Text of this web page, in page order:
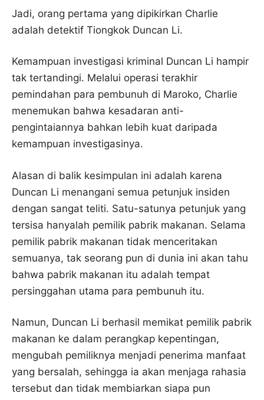
Jadi, orang pertama yang dipikirkan Charlie
adalah detektif Tiongkok Duncan Li.
Kemampuan investigasi kriminal Duncan Li hampir
tak tertandingi. Melalui operasi terakhir
pemindahan para pembunuh di Maroko, Charlie
menemukan bahwa kesadaran anti-
pengintaiannya bahkan lebih kuat daripada
kemampuan investigasinya.
Alasan di balik kesimpulan ini adalah karena
Duncan Li menangani semua petunjuk insiden
dengan sangat teliti. Satu-satunya petunjuk yang
tersisa hanyalah pemilik pabrik makanan. Selama
pemilik pabrik makanan tidak menceritakan
semuanya, tak seorang pun di dunia ini akan tahu
bahwa pabrik makanan itu adalah tempat
persinggahan utama para pembunuh itu.
Namun, Duncan Li berhasil memikat pemilik pabrik
makanan ke dalam perangkap kepentingan,
mengubah pemiliknya menjadi penerima manfaat
yang bersalah, sehingga ia akan menjaga rahasia
tersebut dan tidak membiarkan siapa pun